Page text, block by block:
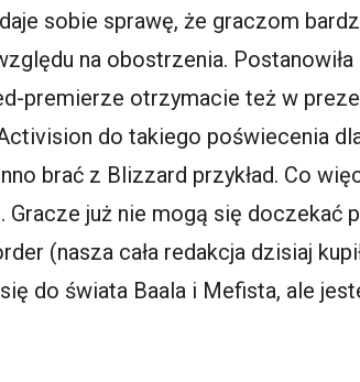
sobie sprawę, że graczom
na obostrzenia.
premierze otrzymacie też w
do takiego poświecenia
brać z Blizzard przykład. Co
Gracze już nie mogą się
(nasza cała redakcja dzisiaj
do świata Baala i Mefista, ale